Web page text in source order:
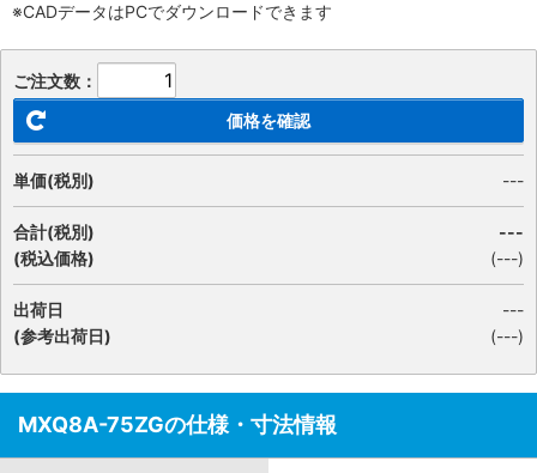
※CADデータはPCでダウンロードできます
ご注文数：
価格を確認
単価(税別) ---
合計(税別)
(税込価格)
---
(---)
出荷日
(参考出荷日)
---
(---)
MXQ8A-75ZGの仕様・寸法情報